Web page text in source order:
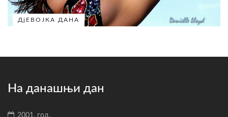
ДјЕВОЈКА ДАНА
На данашњи дан
2001. год.